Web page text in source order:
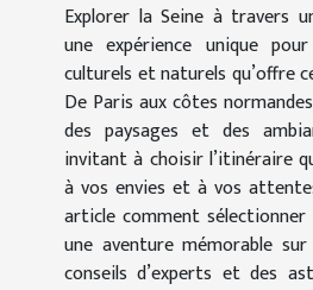
Explorer la Seine à travers
une expérience unique
culturels et naturels qu’offre
De Paris aux côtes
des paysages et des
invitant à choisir l’itinéraire
à vos envies et à vos
article comment
une aventure mémorable
conseils d’experts et des